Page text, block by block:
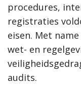
procedures,
registraties
eisen. Met
wet- en
audits.